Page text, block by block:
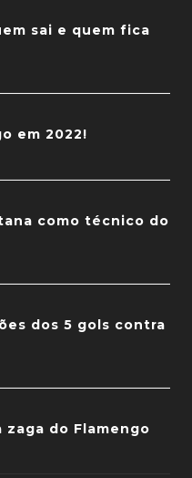
sai e quem fica
em 2022!
como técnico do
dos 5 gols contra
zaga do Flamengo